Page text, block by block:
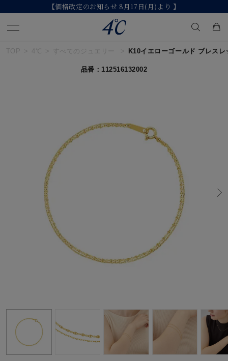
【2026 Summer Collection】
キーワードで検索する
#ダイヤモンド ネックレス
カテゴリー すべてのジュエリー
誕生石
モチーフ
TOP 4℃ すべてのジュエリー K10イエローゴールド ブレス
品番：112516132002